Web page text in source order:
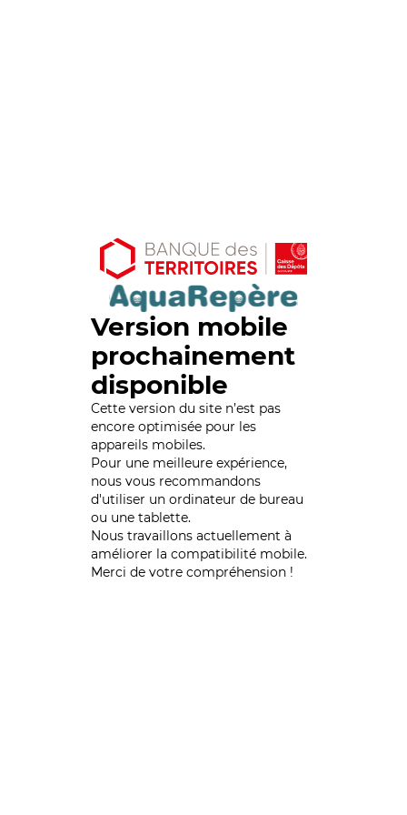
Version mobile
prochainement
disponible
Cette version du site n’est pas
encore optimisée pour les
appareils mobiles.
Pour une meilleure expérience,
nous vous recommandons
d'utiliser un ordinateur de bureau
ou une tablette.
Nous travaillons actuellement à
améliorer la compatibilité mobile.
Merci de votre compréhension !